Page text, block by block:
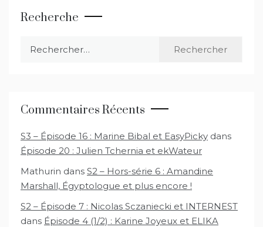
Recherche
Commentaires Récents
S3 – Épisode 16 : Marine Bibal et EasyPicky dans
Épisode 20 : Julien Tchernia et ekWateur
Mathurin dans S2 – Hors-série 6 : Amandine
Marshall, Égyptologue et plus encore !
S2 – Épisode 7 : Nicolas Sczaniecki et INTERNEST
dans Épisode 4 (1/2) : Karine Joyeux et ELIKA